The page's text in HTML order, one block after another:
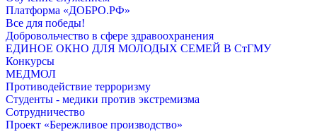
Платформа «ДОБРО.РФ»
Все для победы!
Добровольчество в сфере здравоохранения
ЕДИНОЕ ОКНО ДЛЯ МОЛОДЫХ СЕМЕЙ В СтГМУ
Конкурсы
МЕДМОЛ
Противодействие терроризму
Студенты - медики против экстремизма
Сотрудничество
Проект «Бережливое производство»